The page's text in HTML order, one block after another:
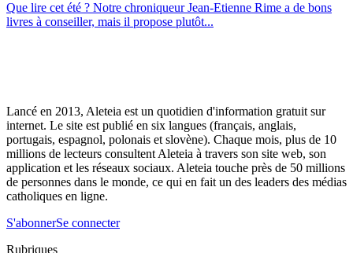
Que lire cet été ? Notre chroniqueur Jean-Etienne Rime a de bons
livres à conseiller, mais il propose plutôt...
Lancé en 2013, Aleteia est un quotidien d'information gratuit sur
internet. Le site est publié en six langues (français, anglais,
portugais, espagnol, polonais et slovène). Chaque mois, plus de 10
millions de lecteurs consultent Aleteia à travers son site web, son
application et les réseaux sociaux. Aleteia touche près de 50 millions
de personnes dans le monde, ce qui en fait un des leaders des médias
catholiques en ligne.
S'abonnerSe connecter
Rubriques